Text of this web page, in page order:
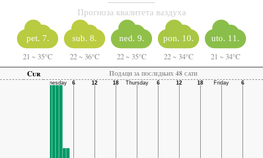
Прогноза квалитета ваздуха
pet. 7.
21 ~ 35°C
sub. 8.
22 ~ 36°C
ned. 9.
22 ~ 35°C
pon. 10.
22 ~ 34°C
uto. 11.
21 ~ 34°C
Cur
Подаци за последњих 48 сати